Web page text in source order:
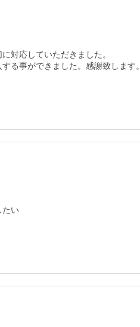
対応していただきました。
る事ができました。感謝致します。
たい